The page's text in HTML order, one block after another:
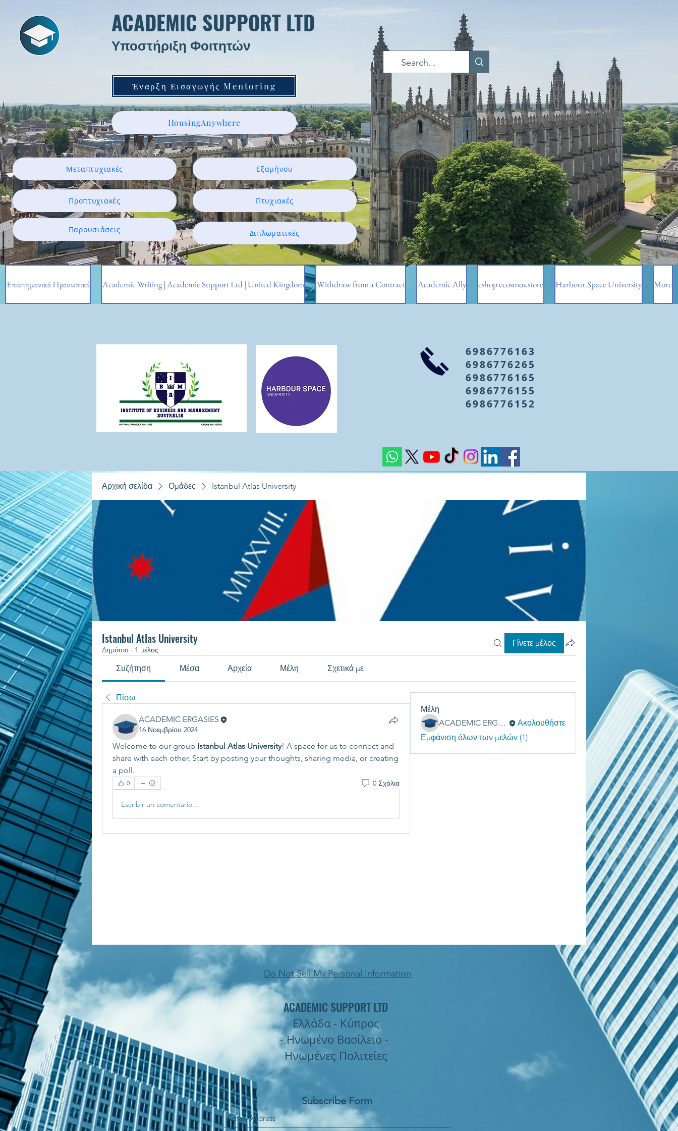
ACADEMIC SUPPORT LTD
Υποστήριξη Φοιτητών ​
Έναρξη Εισαγωγής Mentoring
HousingAnywhere
Μεταπτυχιακές
Προπτυχιακές
Παρουσιάσεις
Εξαμήνου
Πτυχιακές
Διπλωματικές
Επιστημονικό Προσωπικό Academic Writing | Academic Support Ltd | United Kingdom Withdraw from a Contract Academic Ally eshop ecosmos.store Harbour.Space University More
6986776163
6986776265
6986776165
6986776155
6986776152
Αρχική σελίδα Ομάδες Istanbul Atlas University
Istanbul Atlas University
Δημόσιο · 1 μέλος
Γίνετε μέλος
Συζήτηση Μέσα Αρχεία Μέλη Σχετικά με
Πίσω
ACADEMIC ERGASIES
16 Νοεμβρίου 2024
Welcome to our group Istanbul Atlas University! A space for us to connect and
share with each other. Start by posting your thoughts, sharing media, or creating
a poll.
0 0 Σχόλια
Escribir un comentario...
Μέλη
ACADEMIC ERGASIES
Ακολουθήστε
Εμφάνιση όλων των μελών (1)
Do Not Sell My Personal Information
ACADEMIC SUPPORT LTD
Ελλάδα - Κύπρος
- Ηνωμένο Βασίλειο -
Ηνωμένες Πολιτείες
Subscribe Form